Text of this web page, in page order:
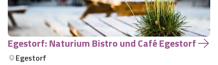
Egestorf: Naturium Bistro und Café Egestorf
Egestorf